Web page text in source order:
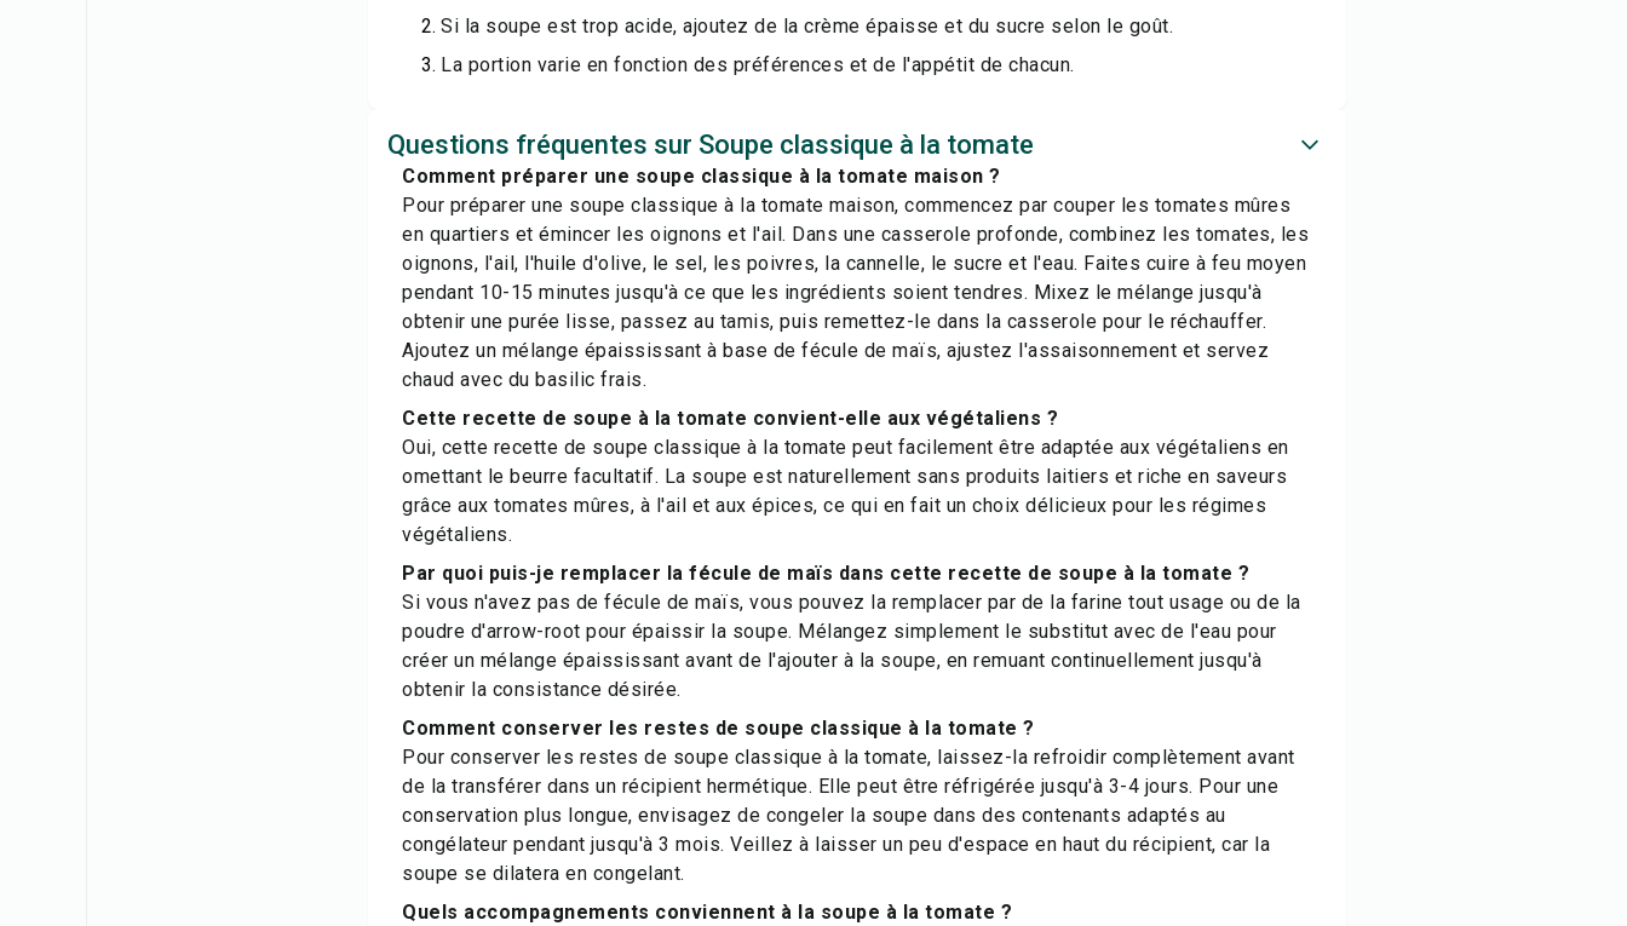
Si la soupe est trop acide, ajoutez de la crème épaisse et du sucre selon le goût.
La portion varie en fonction des préférences et de l'appétit de chacun.
Questions fréquentes sur Soupe classique à la tomate
Comment préparer une soupe classique à la tomate maison ?
Pour préparer une soupe classique à la tomate maison, commencez par couper les tomates mûres
en quartiers et émincer les oignons et l'ail. Dans une casserole profonde, combinez les tomates, les
oignons, l'ail, l'huile d'olive, le sel, les poivres, la cannelle, le sucre et l'eau. Faites cuire à feu moyen
pendant 10-15 minutes jusqu'à ce que les ingrédients soient tendres. Mixez le mélange jusqu'à
obtenir une purée lisse, passez au tamis, puis remettez-le dans la casserole pour le réchauffer.
Ajoutez un mélange épaississant à base de fécule de maïs, ajustez l'assaisonnement et servez
chaud avec du basilic frais.
Cette recette de soupe à la tomate convient-elle aux végétaliens ?
Oui, cette recette de soupe classique à la tomate peut facilement être adaptée aux végétaliens en
omettant le beurre facultatif. La soupe est naturellement sans produits laitiers et riche en saveurs
grâce aux tomates mûres, à l'ail et aux épices, ce qui en fait un choix délicieux pour les régimes
végétaliens.
Par quoi puis-je remplacer la fécule de maïs dans cette recette de soupe à la tomate ?
Si vous n'avez pas de fécule de maïs, vous pouvez la remplacer par de la farine tout usage ou de la
poudre d'arrow-root pour épaissir la soupe. Mélangez simplement le substitut avec de l'eau pour
créer un mélange épaississant avant de l'ajouter à la soupe, en remuant continuellement jusqu'à
obtenir la consistance désirée.
Comment conserver les restes de soupe classique à la tomate ?
Pour conserver les restes de soupe classique à la tomate, laissez-la refroidir complètement avant
de la transférer dans un récipient hermétique. Elle peut être réfrigérée jusqu'à 3-4 jours. Pour une
conservation plus longue, envisagez de congeler la soupe dans des contenants adaptés au
congélateur pendant jusqu'à 3 mois. Veillez à laisser un peu d'espace en haut du récipient, car la
soupe se dilatera en congelant.
Quels accompagnements conviennent à la soupe à la tomate ?